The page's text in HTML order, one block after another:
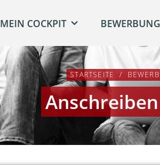
MEIN COCKPIT
STARTSEITE